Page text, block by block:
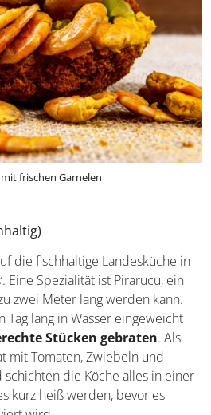
frischen Garnelen
die fischhaltige Landesküche
Eine Spezialität ist Pirarucu,
zu zwei Meter lang werden
Tag lang in Wasser
in mundgerechte Stücken
oft ein Salat mit Tomaten,
Anschließend schichten die
und lassen es kurz heiß
mit Reis serviert wird.